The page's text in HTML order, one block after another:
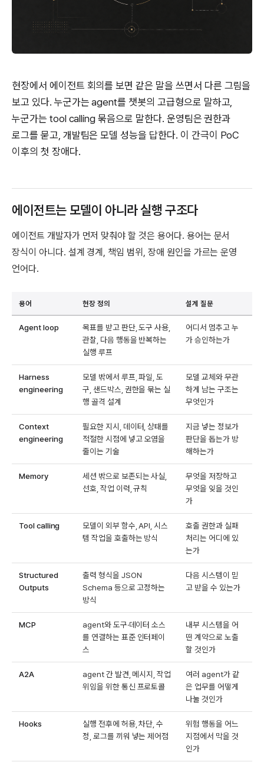
현장에서 에이전트 회의를 보면 같은 말을 쓰면서 다른 그림을
보고 있다. 누군가는 agent를 챗봇의 고급형으로 말하고,
누군가는 tool calling 묶음으로 말한다. 운영팀은 권한과
로그를 묻고, 개발팀은 모델 성능을 답한다. 이 간극이 PoC
이후의 첫 장애다.
에이전트는 모델이 아니라 실행 구조다
에이전트 개발자가 먼저 맞춰야 할 것은 용어다. 용어는 문서
장식이 아니다. 설계 경계, 책임 범위, 장애 원인을 가르는 운영
언어다.
용어 현장 정의 설계 질문
Agent loop
목표를 받고 판단, 도구 사용,
관찰, 다음 행동을 반복하는
실행 루프
어디서 멈추고 누
가 승인하는가
Harness
engineering
모델 밖에서 루프, 파일, 도
구, 샌드박스, 권한을 묶는 실
행 골격 설계
모델 교체와 무관
하게 남는 구조는
무엇인가
Context
engineering
필요한 지시, 데이터, 상태를
적절한 시점에 넣고 오염을
줄이는 기술
지금 넣는 정보가
판단을 돕는가 방
해하는가
Memory
세션 밖으로 보존되는 사실,
선호, 작업 이력, 규칙
무엇을 저장하고
무엇을 잊을 것인
가
Tool calling
모델이 외부 함수, API, 시스
템 작업을 호출하는 방식
호출 권한과 실패
처리는 어디에 있
는가
Structured
Outputs
출력 형식을 JSON
Schema 등으로 고정하는
방식
다음 시스템이 믿
고 받을 수 있는가
MCP
agent와 도구·데이터 소스
를 연결하는 표준 인터페이
스
내부 시스템을 어
떤 계약으로 노출
할 것인가
A2A
agent 간 발견, 메시지, 작업
위임을 위한 통신 프로토콜
여러 agent가 같
은 업무를 어떻게
나눌 것인가
Hooks
실행 전후에 허용, 차단, 수
정, 로그를 끼워 넣는 제어점
위험 행동을 어느
지점에서 막을 것
인가